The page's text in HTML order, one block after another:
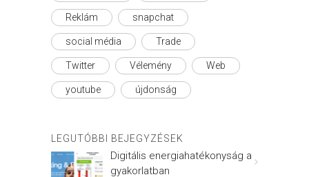
Reklám snapchat
social média Trade
Twitter Vélemény Web
youtube újdonság
LEGUTÓBBI BEJEGYZÉSEK
Digitális energiahatékonyság a
gyakorlatban